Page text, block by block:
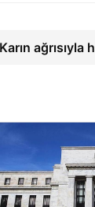
Karın